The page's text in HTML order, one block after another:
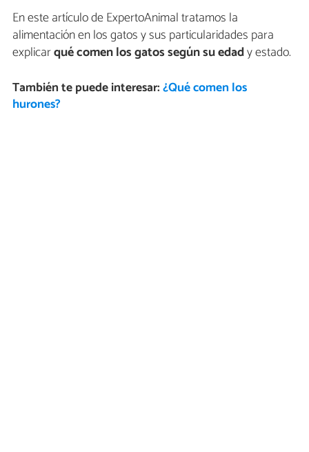
En este artículo de ExpertoAnimal tratamos la
alimentación en los gatos y sus particularidades para
explicarqué comen los gatos según su edady estado.
También te puede interesar:¿Qué comen los
hurones?